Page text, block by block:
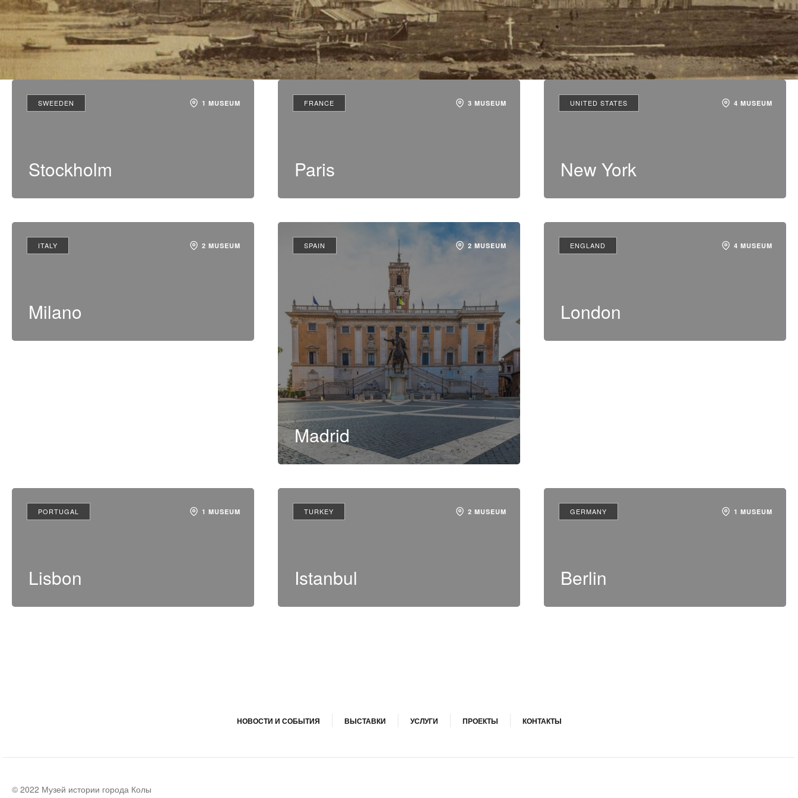
SWEEDEN 1 MUSEUM
Stockholm
FRANCE 3 MUSEUM
Paris
UNITED STATES 4 MUSEUM
New York
ITALY 2 MUSEUM
Milano
SPAIN 2 MUSEUM
Madrid
ENGLAND 4 MUSEUM
London
PORTUGAL 1 MUSEUM
Lisbon
TURKEY 2 MUSEUM
Istanbul
GERMANY 1 MUSEUM
Berlin
НОВОСТИ И СОБЫТИЯ ВЫСТАВКИ УСЛУГИ ПРОЕКТЫ КОНТАКТЫ
© 2022 Музей истории города Колы